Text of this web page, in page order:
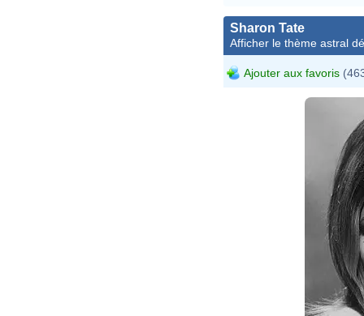
Sharon Tate
Afficher le thème astral
Ajouter aux favoris